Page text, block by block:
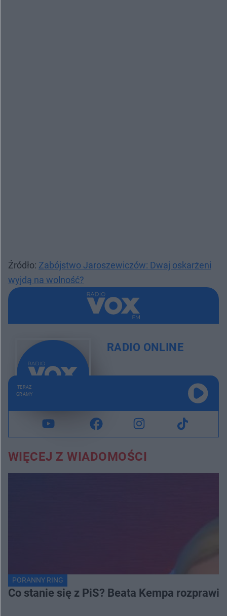
Źródło: Zabójstwo Jaroszewiczów: Dwaj oskarżeni
wyjdą na wolność?
RADIO ONLINE
TERAZ
GRAMY
WIĘCEJ Z WIADOMOŚCI
PORANNY RING
Co stanie się z PiS? Beata Kempa